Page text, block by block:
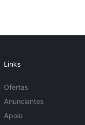
Links
Ofertas
Anunciantes
Apoio